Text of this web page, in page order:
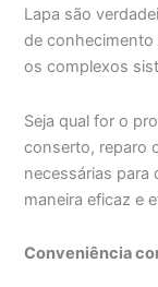
Lapa são
de conhecimento
os complexos
Seja qual for o
conserto, reparo
necessárias para
maneira eficaz e
Conveniência